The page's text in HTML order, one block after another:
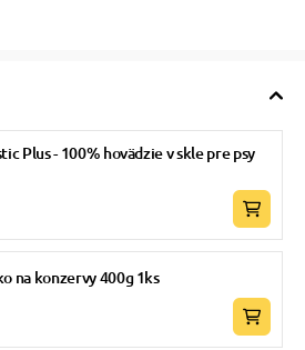
Plus - 100% hovädzie v skle pre psy
na konzervy 400g 1ks